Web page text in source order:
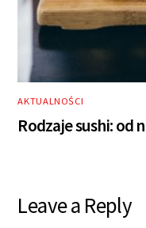
AKTUALNOŚCI
Rodzaje sushi: od
Leave a Reply